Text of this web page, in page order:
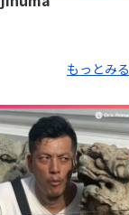
もっとみる